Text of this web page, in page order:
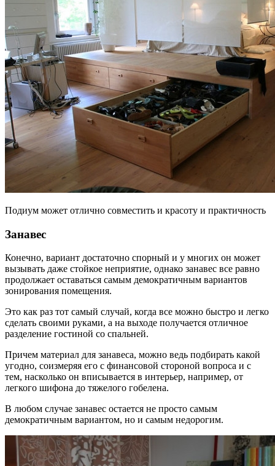
Подиум может отлично совместить и красоту и практичность
Занавес
Конечно, вариант достаточно спорный и у многих он может
вызывать даже стойкое неприятие, однако занавес все равно
продолжает оставаться самым демократичным вариантов
зонирования помещения.
Это как раз тот самый случай, когда все можно быстро и легко
сделать своими руками, а на выходе получается отличное
разделение гостиной со спальней.
Причем материал для занавеса, можно ведь подбирать какой
угодно, соизмеряя его с финансовой стороной вопроса и с
тем, насколько он вписывается в интерьер, например, от
легкого шифона до тяжелого гобелена.
В любом случае занавес остается не просто самым
демократичным вариантом, но и самым недорогим.